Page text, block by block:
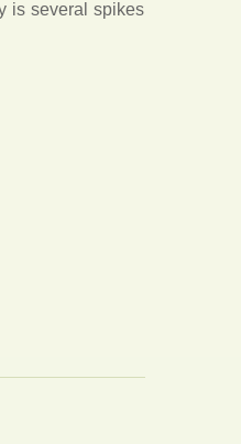
is several spikes